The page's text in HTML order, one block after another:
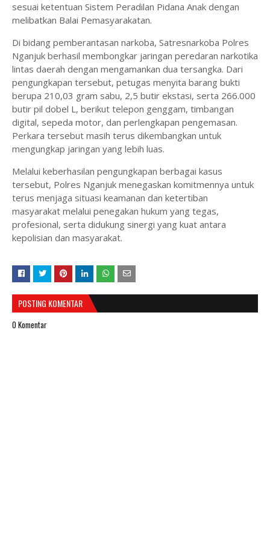
sesuai ketentuan Sistem Peradilan Pidana Anak dengan
melibatkan Balai Pemasyarakatan.
Di bidang pemberantasan narkoba, Satresnarkoba Polres
Nganjuk berhasil membongkar jaringan peredaran narkotika
lintas daerah dengan mengamankan dua tersangka. Dari
pengungkapan tersebut, petugas menyita barang bukti
berupa 210,03 gram sabu, 2,5 butir ekstasi, serta 266.000
butir pil dobel L, berikut telepon genggam, timbangan
digital, sepeda motor, dan perlengkapan pengemasan.
Perkara tersebut masih terus dikembangkan untuk
mengungkap jaringan yang lebih luas.
Melalui keberhasilan pengungkapan berbagai kasus
tersebut, Polres Nganjuk menegaskan komitmennya untuk
terus menjaga situasi keamanan dan ketertiban
masyarakat melalui penegakan hukum yang tegas,
profesional, serta didukung sinergi yang kuat antara
kepolisian dan masyarakat.
POSTING KOMENTAR
0 Komentar